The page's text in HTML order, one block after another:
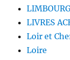
LIVRES
Loir et
Loire